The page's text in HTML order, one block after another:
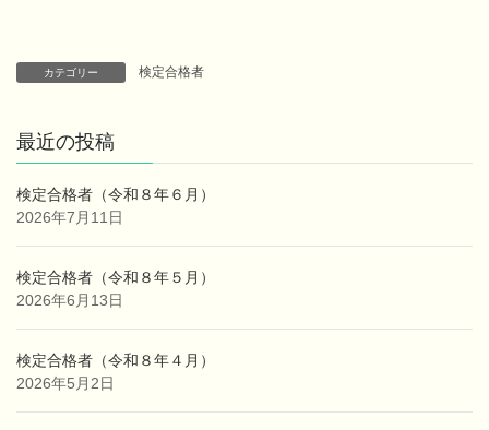
カテゴリー 検定合格者
最近の投稿
検定合格者（令和８年６月）
2026年7月11日
検定合格者（令和８年５月）
2026年6月13日
検定合格者（令和８年４月）
2026年5月2日